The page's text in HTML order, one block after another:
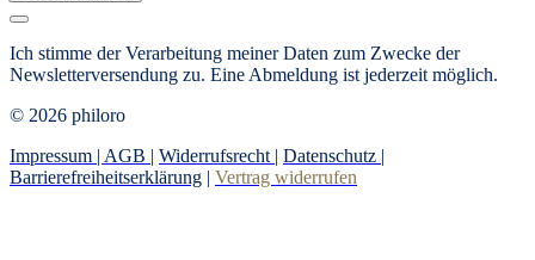
Ich stimme der Verarbeitung meiner Daten zum Zwecke der
Newsletterversendung zu. Eine Abmeldung ist jederzeit möglich.
© 2026 philoro
Impressum | AGB | Widerrufsrecht | Datenschutz |
Barrierefreiheitserklärung | Vertrag widerrufen